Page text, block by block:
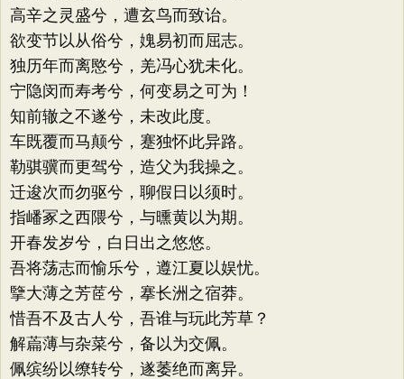
高辛之灵盛兮，遭玄鸟而致诒。
欲变节以从俗兮，媿易初而屈志。
独历年而离愍兮，羌冯心犹未化。
宁隐闵而寿考兮，何变易之可为！
知前辙之不遂兮，未改此度。
车既覆而马颠兮，蹇独怀此异路。
勒骐骥而更驾兮，造父为我操之。
迁逡次而勿驱兮，聊假日以须时。
指嶓冢之西隈兮，与曛黄以为期。
开春发岁兮，白日出之悠悠。
吾将荡志而愉乐兮，遵江夏以娱忧。
擥大薄之芳茝兮，搴长洲之宿莽。
惜吾不及古人兮，吾谁与玩此芳草？
解萹薄与杂菜兮，备以为交佩。
佩缤纷以缭转兮，遂萎绝而离异。